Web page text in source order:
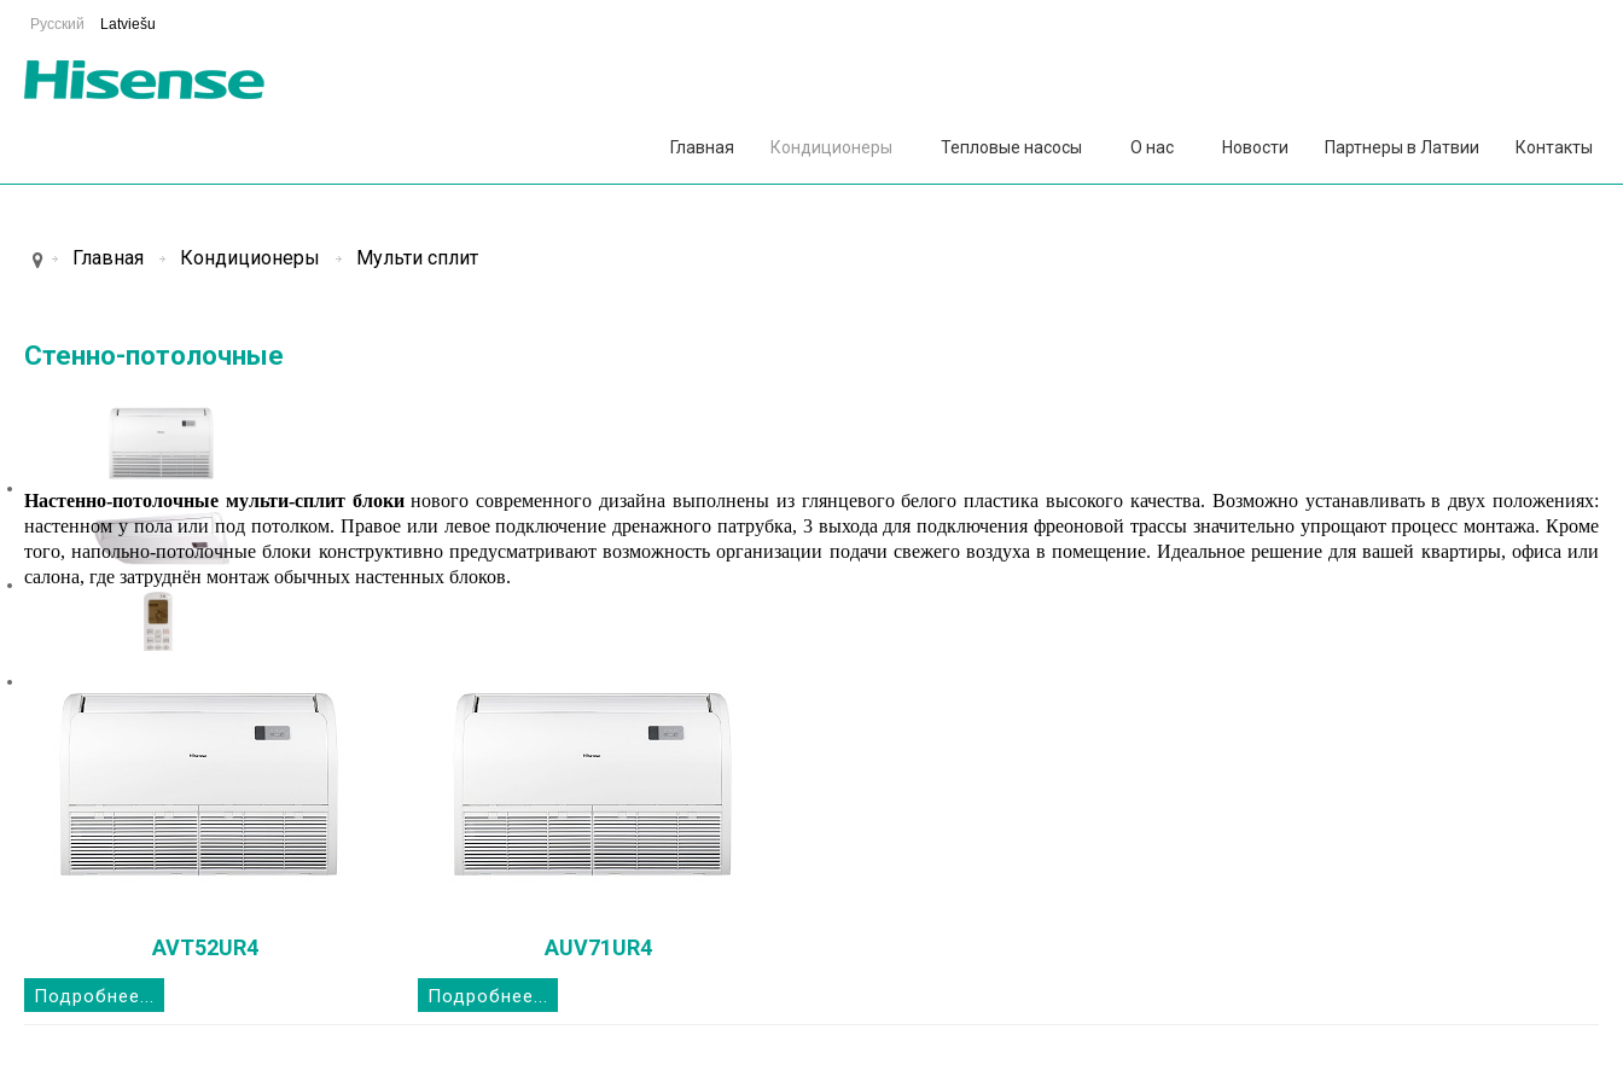
Русский Latviešu
Главная Кондиционеры Тепловые насосы О нас Новости Партнеры в Латвии Контакты
Главная Кондиционеры Мульти сплит
Стенно-потолочные
Настенно-потолочные мульти-сплит блокинового современного дизайна выполнены из глянцевого белого пластика высокого качества. Возможно устанавливать в двух положениях:
настенном у пола или под потолком. Правое или левое подключение дренажного патрубка, 3 выхода для подключения фреоновой трассы значительно упрощают процесс монтажа. Кроме
того, напольно-потолочные блоки конструктивно предусматривают возможность организации подачи свежего воздуха в помещение. Идеальное решение для вашей квартиры, офиса или
салона, где затруднён монтаж обычных настенных блоков.
AVT52UR4
Подробнее...
AUV71UR4
Подробнее...